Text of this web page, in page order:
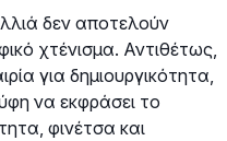
δεν αποτελούν
χτένισμα. Αντιθέτως,
για δημιουργικότητα,
να εκφράσει το
φινέτσα και